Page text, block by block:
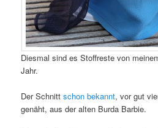
Diesmal sind es Stoffreste von
Jahr.
Der Schnittschon bekannt, vor gut
genäht, aus der alten Burda Barbie.